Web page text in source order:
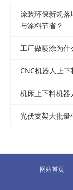
涂装环保新规落
与涂料节省？
工厂做喷涂为什
CNC机器人上
机床上下料机器
光伏支架大批
网站首页